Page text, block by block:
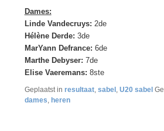
Dames:
Linde Vandecruys: 2de
Hélène Derde: 3de
MarYann Defrance: 6de
Marthe Debyser: 7de
Elise Vaeremans: 8ste
Geplaatst in resultaat, sabel , U20 sabel
dames, heren